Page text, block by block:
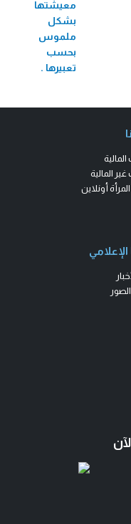
معيشتها
بشكل
ملموس
بحسب
تعبيرها .
المالية
أونلاين
الإعلامي